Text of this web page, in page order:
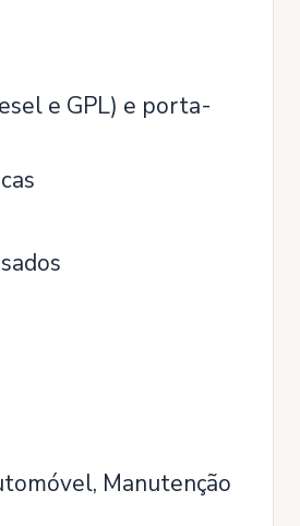
e GPL) e porta-
Manutenção